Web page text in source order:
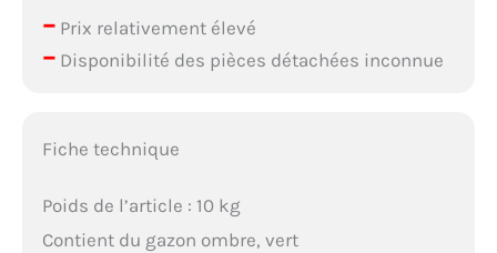
–Prix relativement élevé
–Disponibilité des pièces détachées inconnue
Fiche technique
Poids de l’article : 10 kg
Contient du gazon ombre, vert